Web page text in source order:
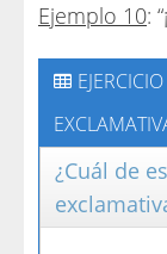
Ejemplo 10:
¿Cuál de